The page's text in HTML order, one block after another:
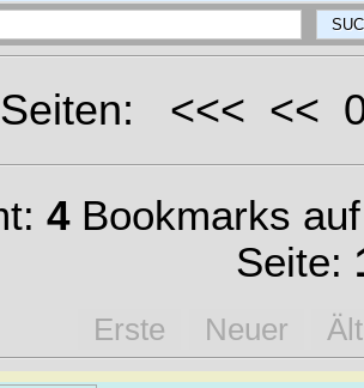
Seiten: <<< <<
4Bookmarks
Seite:
Erste Neuer